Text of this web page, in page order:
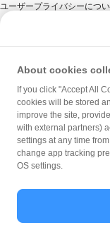
ユーザープライバシーにつ
ウェブサイト利用規約
反社会的勢力に対する方針
勧誘方針
マネロン等基本方針
カスタマーハラスメントに
About cookies
If you click "Accept All
cookies will be stored
improve the site,
with external partners)
settings at any time
change app tracking
OS settings.